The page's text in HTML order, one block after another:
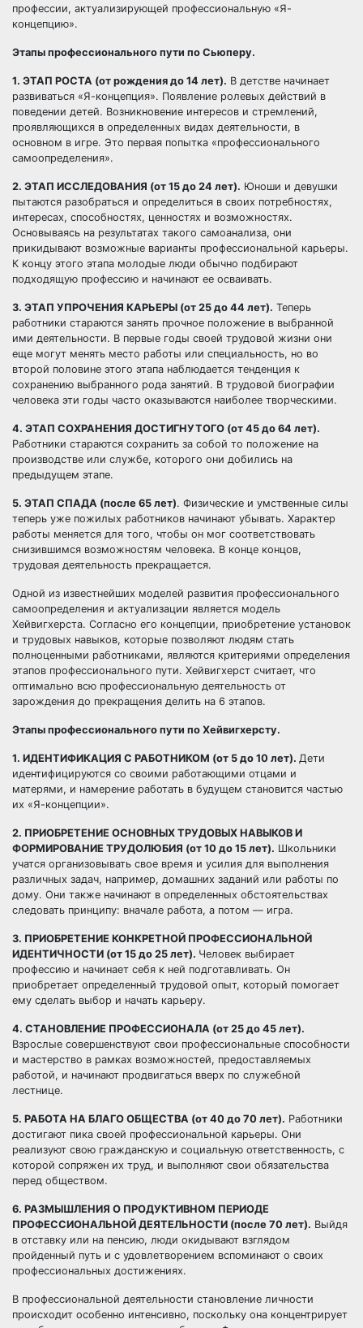
профессии, актуализирующей профессиональную «Я-
концепцию».
Этапы профессионального пути по Сьюперу.
1. ЭТАП РОСТА (от рождения до 14 лет). В детстве начинает
развиваться «Я-концепция». Появление ролевых действий в
поведении детей. Возникновение интересов и стремлений,
проявляющихся в определенных видах деятельности, в
основном в игре. Это первая попытка «профессионального
самоопределения».
2. ЭТАП ИССЛЕДОВАНИЯ (от 15 до 24 лет). Юноши и девушки
пытаются разобраться и определиться в своих потребностях,
интересах, способностях, ценностях и возможностях.
Основываясь на результатах такого самоанализа, они
прикидывают возможные варианты профессиональной карьеры.
К концу этого этапа молодые люди обычно подбирают
подходящую профессию и начинают ее осваивать.
3. ЭТАП УПРОЧЕНИЯ КАРЬЕРЫ (от 25 до 44 лет). Теперь
работники стараются занять прочное положение в выбранной
ими деятельности. В первые годы своей трудовой жизни они
еще могут менять место работы или специальность, но во
второй половине этого этапа наблюдается тенденция к
сохранению выбранного рода занятий. В трудовой биографии
человека эти годы часто оказываются наиболее творческими.
4. ЭТАП СОХРАНЕНИЯ ДОСТИГНУТОГО (от 45 до 64 лет).
Работники стараются сохранить за собой то положение на
производстве или службе, которого они добились на
предыдущем этапе.
5. ЭТАП СПАДА (после 65 лет). Физические и умственные силы
теперь уже пожилых работников начинают убывать. Характер
работы меняется для того, чтобы он мог соответствовать
снизившимся возможностям человека. В конце концов,
трудовая деятельность прекращается.
Одной из известнейших моделей развития профессионального
самоопределения и актуализации является модель
Хейвигхерста. Согласно его концепции, приобретение установок
и трудовых навыков, которые позволяют людям стать
полноценными работниками, являются критериями определения
этапов профессионального пути. Хейвигхерст считает, что
оптимально всю профессиональную деятельность от
зарождения до прекращения делить на 6 этапов.
Этапы профессионального пути по Хейвигхерсту.
1. ИДЕНТИФИКАЦИЯ С РАБОТНИКОМ (от 5 до 10 лет). Дети
идентифицируются со своими работающими отцами и
матерями, и намерение работать в будущем становится частью
их «Я-концепции».
2. ПРИОБРЕТЕНИЕ ОСНОВНЫХ ТРУДОВЫХ НАВЫКОВ И
ФОРМИРОВАНИЕ ТРУДОЛЮБИЯ (от 10 до 15 лет). Школьники
учатся организовывать свое время и усилия для выполнения
различных задач, например, домашних заданий или работы по
дому. Они также начинают в определенных обстоятельствах
следовать принципу: вначале работа, а потом — игра.
3. ПРИОБРЕТЕНИЕ КОНКРЕТНОЙ ПРОФЕССИОНАЛЬНОЙ
ИДЕНТИЧНОСТИ (от 15 до 25 лет). Человек выбирает
профессию и начинает себя к ней подготавливать. Он
приобретает определенный трудовой опыт, который помогает
ему сделать выбор и начать карьеру.
4. СТАНОВЛЕНИЕ ПРОФЕССИОНАЛА (от 25 до 45 лет).
Взрослые совершенствуют свои профессиональные способности
и мастерство в рамках возможностей, предоставляемых
работой, и начинают продвигаться вверх по служебной
лестнице.
5. РАБОТА НА БЛАГО ОБЩЕСТВА (от 40 до 70 лет). Работники
достигают пика своей профессиональной карьеры. Они
реализуют свою гражданскую и социальную ответственность, с
которой сопряжен их труд, и выполняют свои обязательства
перед обществом.
6. РАЗМЫШЛЕНИЯ О ПРОДУКТИВНОМ ПЕРИОДЕ
ПРОФЕССИОНАЛЬНОЙ ДЕЯТЕЛЬНОСТИ (после 70 лет). Выйдя
в отставку или на пенсию, люди окидывают взглядом
пройденный путь и с удовлетворением вспоминают о своих
профессиональных достижениях.
В профессиональной деятельности становление личности
происходит особенно интенсивно, поскольку она концентрирует